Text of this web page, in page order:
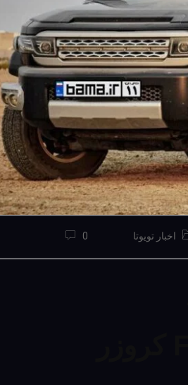
اخبار تویوتا 0